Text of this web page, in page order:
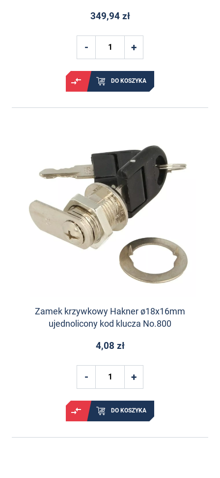
349,94 zł
DO KOSZYKA
Zamek krzywkowy Hakner ø18x16mm
ujednolicony kod klucza No.800
4,08 zł
DO KOSZYKA